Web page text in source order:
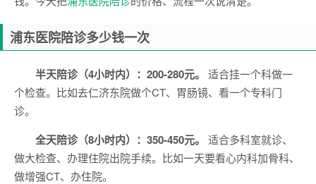
浦东医院陪诊多少钱一次
半天陪诊（4小时内）：200-280元。
适合挂一个科做一
个检查。比如去仁济东院做个CT、胃肠镜、看一个专科门
诊。
全天陪诊（8小时内）：350-450元。
适合多科室就诊、
做大检查、办理住院出院手续。比如一天要看心内科加骨科、
做增强CT、办住院。